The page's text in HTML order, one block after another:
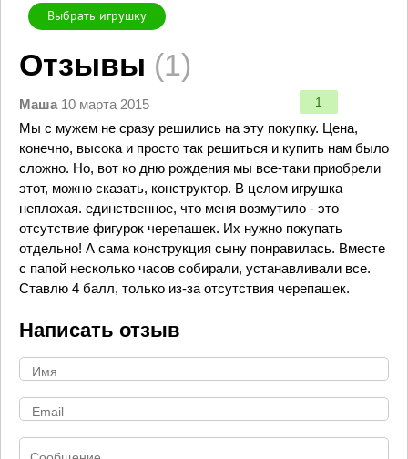
Выбрать игрушку
Отзывы (1)
Маша 10 марта 2015 1
Мы с мужем не сразу решились на эту покупку. Цена,
конечно, высока и просто так решиться и купить нам было
сложно. Но, вот ко дню рождения мы все-таки приобрели
этот, можно сказать, конструктор. В целом игрушка
неплохая. единственное, что меня возмутило - это
отсутствие фигурок черепашек. Их нужно покупать
отдельно! А сама конструкция сыну понравилась. Вместе
с папой несколько часов собирали, устанавливали все.
Ставлю 4 балл, только из-за отсутствия черепашек.
Написать отзыв